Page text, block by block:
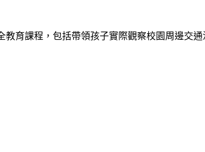
育課程，包括帶領孩子實際觀察校園周邊交